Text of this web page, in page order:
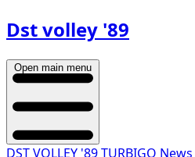
Dst volley '89
Open main menu
DST VOLLEY '89 TURBIGO News